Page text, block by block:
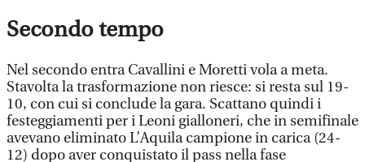
Secondo tempo
Nel secondo entra Cavallini e Moretti vola a meta.
Stavolta la trasformazione non riesce: si resta sul 19-
10, con cui si conclude la gara. Scattano quindi i
festeggiamenti per i Leoni gialloneri, che in semifinale
avevano eliminato L’Aquila campione in carica (24-
12) dopo aver conquistato il pass nella fase